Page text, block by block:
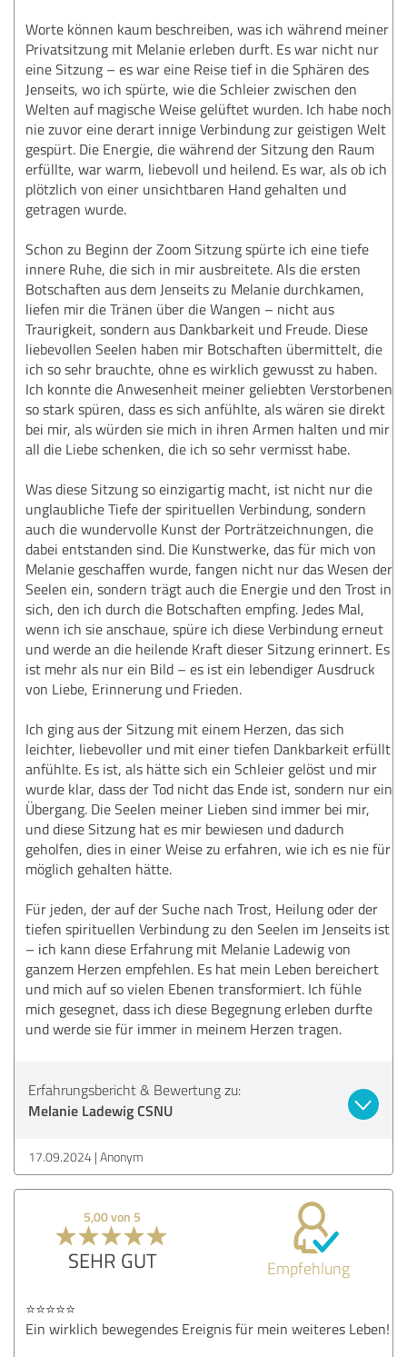
Worte können kaum beschreiben, was ich während meiner
Privatsitzung mit Melanie erleben durft. Es war nicht nur
eine Sitzung – es war eine Reise tief in die Sphären des
Jenseits, wo ich spürte, wie die Schleier zwischen den
Welten auf magische Weise gelüftet wurden. Ich habe noch
nie zuvor eine derart innige Verbindung zur geistigen Welt
gespürt. Die Energie, die während der Sitzung den Raum
erfüllte, war warm, liebevoll und heilend. Es war, als ob ich
plötzlich von einer unsichtbaren Hand gehalten und
getragen wurde.
Schon zu Beginn der Zoom Sitzung spürte ich eine tiefe
innere Ruhe, die sich in mir ausbreitete. Als die ersten
Botschaften aus dem Jenseits zu Melanie durchkamen,
liefen mir die Tränen über die Wangen – nicht aus
Traurigkeit, sondern aus Dankbarkeit und Freude. Diese
liebevollen Seelen haben mir Botschaften übermittelt, die
ich so sehr brauchte, ohne es wirklich gewusst zu haben.
Ich konnte die Anwesenheit meiner geliebten Verstorbenen
so stark spüren, dass es sich anfühlte, als wären sie direkt
bei mir, als würden sie mich in ihren Armen halten und mir
all die Liebe schenken, die ich so sehr vermisst habe.
Was diese Sitzung so einzigartig macht, ist nicht nur die
unglaubliche Tiefe der spirituellen Verbindung, sondern
auch die wundervolle Kunst der Porträtzeichnungen, die
dabei entstanden sind. Die Kunstwerke, das für mich von
Melanie geschaffen wurde, fangen nicht nur das Wesen der
Seelen ein, sondern trägt auch die Energie und den Trost in
sich, den ich durch die Botschaften empfing. Jedes Mal,
wenn ich sie anschaue, spüre ich diese Verbindung erneut
und werde an die heilende Kraft dieser Sitzung erinnert. Es
ist mehr als nur ein Bild – es ist ein lebendiger Ausdruck
von Liebe, Erinnerung und Frieden.
Ich ging aus der Sitzung mit einem Herzen, das sich
leichter, liebevoller und mit einer tiefen Dankbarkeit erfüllt
anfühlte. Es ist, als hätte sich ein Schleier gelöst und mir
wurde klar, dass der Tod nicht das Ende ist, sondern nur ein
Übergang. Die Seelen meiner Lieben sind immer bei mir,
und diese Sitzung hat es mir bewiesen und dadurch
geholfen, dies in einer Weise zu erfahren, wie ich es nie für
möglich gehalten hätte.
Für jeden, der auf der Suche nach Trost, Heilung oder der
tiefen spirituellen Verbindung zu den Seelen im Jenseits ist
– ich kann diese Erfahrung mit Melanie Ladewig von
ganzem Herzen empfehlen. Es hat mein Leben bereichert
und mich auf so vielen Ebenen transformiert. Ich fühle
mich gesegnet, dass ich diese Begegnung erleben durfte
und werde sie für immer in meinem Herzen tragen.
Erfahrungsbericht & Bewertung zu:
Melanie Ladewig CSNU
17.09.2024 Anonym
5,00 von 5
SEHR GUT Empfehlung
⭐⭐⭐⭐⭐
Ein wirklich bewegendes Ereignis für mein weiteres Leben!